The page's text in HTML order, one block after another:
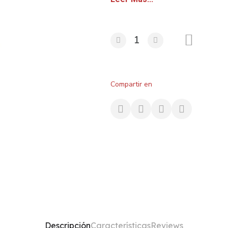
Compartir en
DescripciónCaracterísticasReviews